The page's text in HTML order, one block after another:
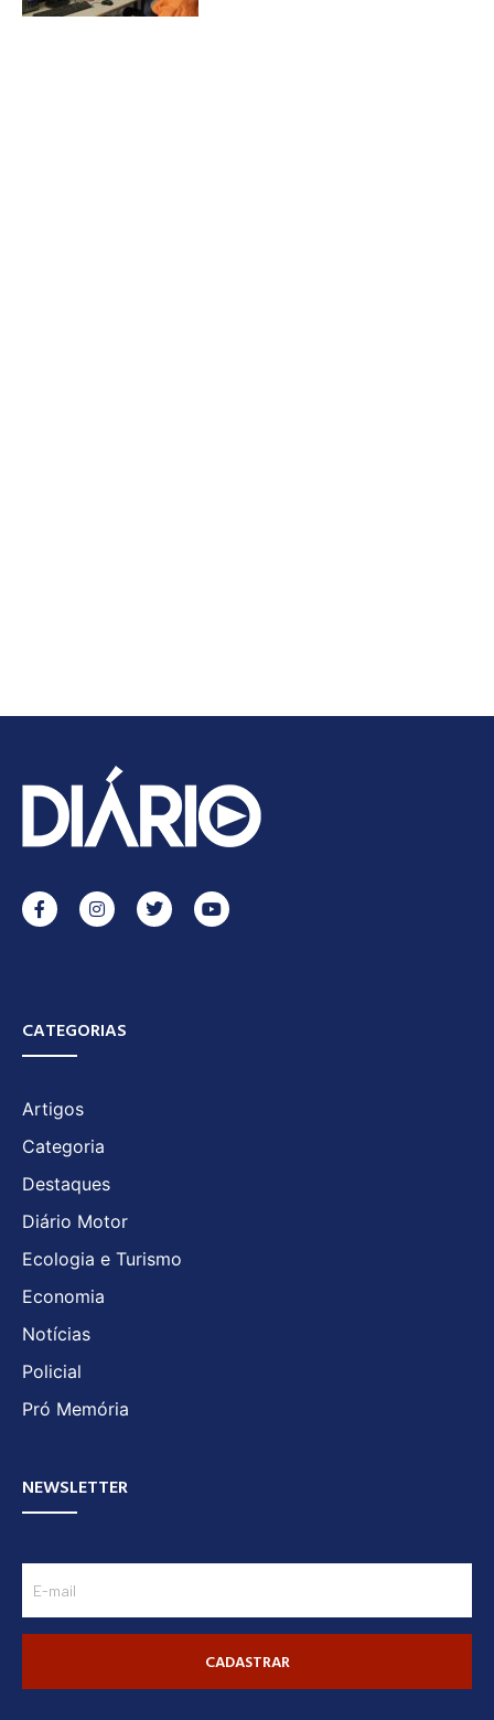
CATEGORIAS
Artigos
Categoria
Destaques
Diário Motor
Ecologia e Turismo
Economia
Notícias
Policial
Pró Memória
NEWSLETTER
CADASTRAR